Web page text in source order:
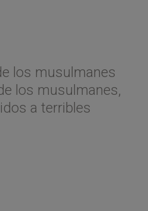
los musulmanes
los musulmanes,
a terribles